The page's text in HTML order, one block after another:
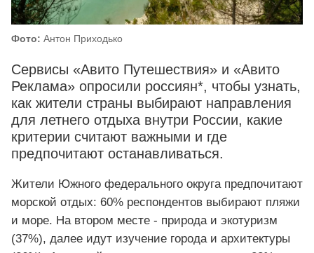
Фото: Антон Приходько
Сервисы «Авито Путешествия» и «Авито
Реклама» опросили россиян*, чтобы узнать,
как жители страны выбирают направления
для летнего отдыха внутри России, какие
критерии считают важными и где
предпочитают останавливаться.
Жители Южного федерального округа предпочитают
морской отдых: 60% респондентов выбирают пляжи
и море. На втором месте - природа и экотуризм
(37%), далее идут изучение города и архитектуры